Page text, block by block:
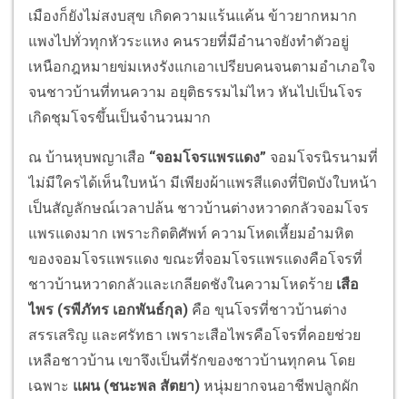
เมืองก็ยังไม่สงบสุข เกิดความแร้นแค้น ข้าวยากหมาก
แพงไปทั่วทุกหัวระแหง คนรวยที่มีอำนาจยังทำตัวอยู่
เหนือกฎหมายข่มเหงรังแกเอาเปรียบคนจนตามอำเภอใจ
จนชาวบ้านที่ทนความ อยุติธรรมไม่ไหว หันไปเป็นโจร
เกิดชุมโจรขึ้นเป็นจำนวนมาก
ณ บ้านหุบพญาเสือ “จอมโจรแพรแดง” จอมโจรนิรนามที่
ไม่มีใครได้เห็นใบหน้า มีเพียงผ้าแพรสีแดงที่ปิดบังใบหน้า
เป็นสัญลักษณ์เวลาปล้น ชาวบ้านต่างหวาดกลัวจอมโจร
แพรแดงมาก เพราะกิตติศัพท์ ความโหดเหี้ยมอำมหิต
ของจอมโจรแพรแดง ขณะที่จอมโจรแพรแดงคือโจรที่
ชาวบ้านหวาดกลัวและเกลียดชังในความโหดร้าย เสือ
ไพร (รพีภัทร เอกพันธ์กุล) คือ ขุนโจรที่ชาวบ้านต่าง
สรรเสริญ และศรัทธา เพราะเสือไพรคือโจรที่คอยช่วย
เหลือชาวบ้าน เขาจึงเป็นที่รักของชาวบ้านทุกคน โดย
เฉพาะ แผน (ชนะพล สัตยา) หนุ่มยากจนอาชีพปลูกผัก